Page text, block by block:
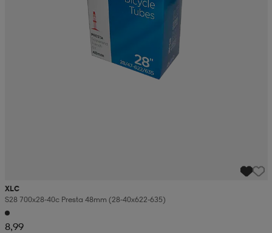
XLC
S28 700x28-40c Presta 48mm (28-40x622-635)
8,99